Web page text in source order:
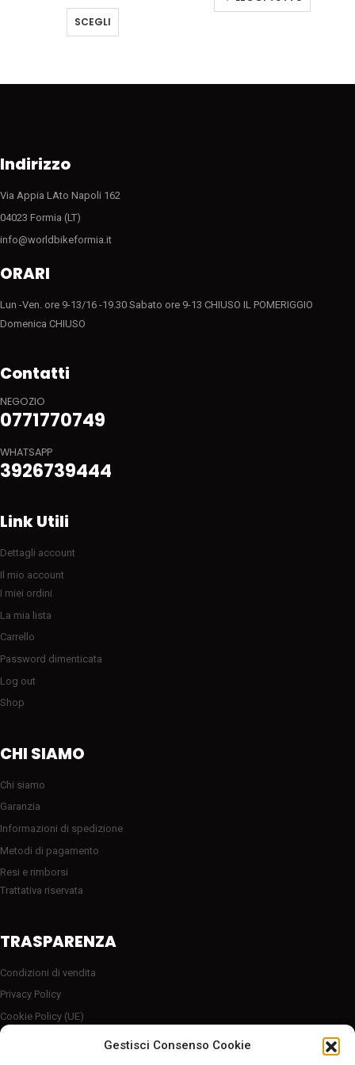
Gestisci Consenso Cookie
originale
era:
€2149.00.
SCEGLI
Questo prodotto ha più varianti. Le opzioni possono essere scelte nella pagina del prodotto €7000.00.
Indirizzo
Via Appia LAto Napoli 162
04023 Formia (LT)
info@worldbikeformia.it
ORARI
Lun -Ven. ore 9-13/16 -19.30 Sabato ore 9-13 CHIUSO IL POMERIGGIO
Domenica CHIUSO
Contatti
NEGOZIO
0771770749
WHATSAPP
3926739444
Link Utili
Dettagli account
Il mio account
I miei ordini
La mia lista
Carrello
Password dimenticata
Log out
Shop
CHI SIAMO
Chi siamo
Garanzia
Informazioni di spedizione
Metodi di pagamento
Resi e rimborsi
Trattativa riservata
TRASPARENZA
Condizioni di vendita
Privacy Policy
Cookie Policy (UE)
Server sicuro HTTP2/SSL